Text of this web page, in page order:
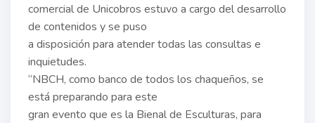
comercial de Unicobros estuvo a cargo del desarrollo
de contenidos y se puso
a disposición para atender todas las consultas e
inquietudes.
“NBCH, como banco de todos los chaqueños, se
está preparando para este
gran evento que es la Bienal de Esculturas, para